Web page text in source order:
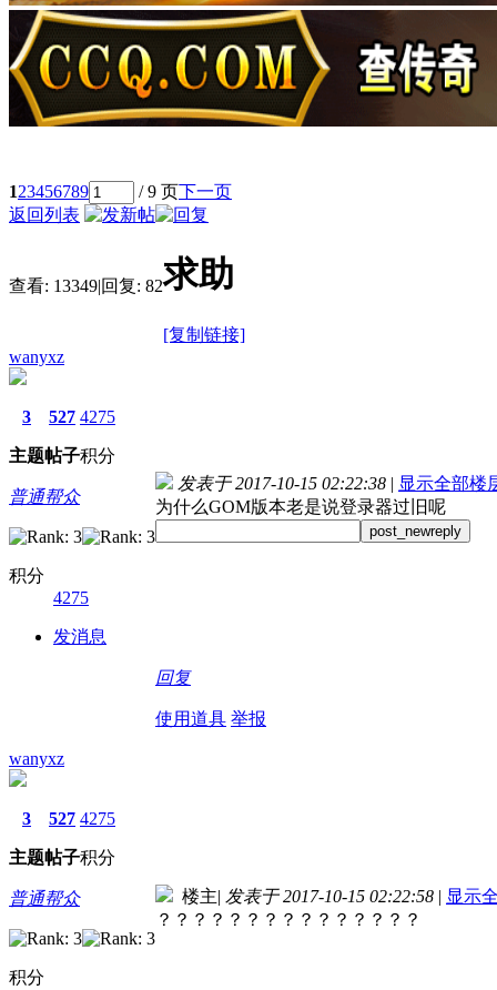
123456789 / 9 页下一页
返回列表
查看: 13349|回复: 82求助
[复制链接]
wanyxz
3
主题
527
帖子
4275
积分
普通帮众
积分
4275
发消息
发表于 2017-10-15 02:22:38 | 显示全部楼
为什么GOM版本老是说登录器过旧呢
post_newreply
回复
使用道具 举报
wanyxz
3
主题
527
帖子
4275
积分
普通帮众
积分
楼主| 发表于 2017-10-15 02:22:58 | 显示
？？？？？？？？？？？？？？？